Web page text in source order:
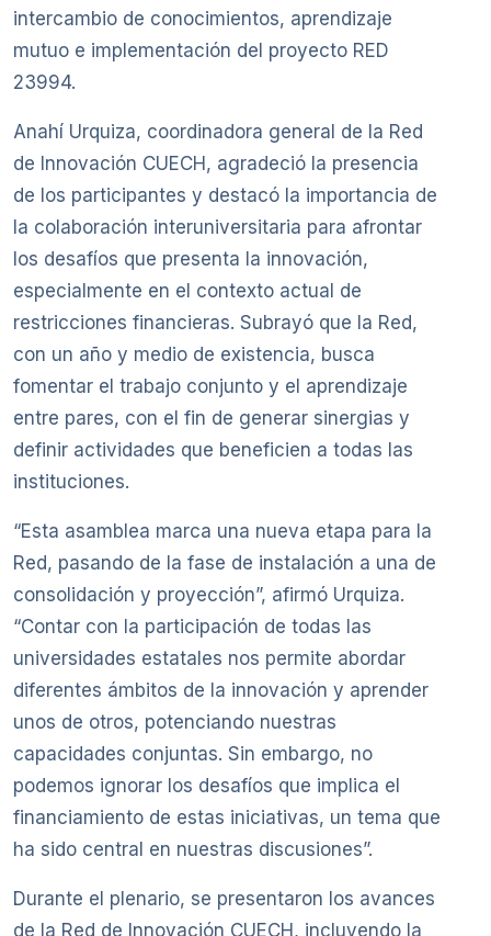
intercambio de conocimientos, aprendizaje
mutuo e implementación del proyecto RED
23994.
Anahí Urquiza, coordinadora general de la Red
de Innovación CUECH, agradeció la presencia
de los participantes y destacó la importancia de
la colaboración interuniversitaria para afrontar
los desafíos que presenta la innovación,
especialmente en el contexto actual de
restricciones financieras. Subrayó que la Red,
con un año y medio de existencia, busca
fomentar el trabajo conjunto y el aprendizaje
entre pares, con el fin de generar sinergias y
definir actividades que beneficien a todas las
instituciones.
“Esta asamblea marca una nueva etapa para la
Red, pasando de la fase de instalación a una de
consolidación y proyección”, afirmó Urquiza.
“Contar con la participación de todas las
universidades estatales nos permite abordar
diferentes ámbitos de la innovación y aprender
unos de otros, potenciando nuestras
capacidades conjuntas. Sin embargo, no
podemos ignorar los desafíos que implica el
financiamiento de estas iniciativas, un tema que
ha sido central en nuestras discusiones”.
Durante el plenario, se presentaron los avances
de la Red de Innovación CUECH, incluyendo la